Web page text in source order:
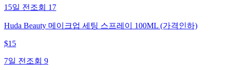
15일 전 조회 17
Huda Beauty 메이크업 세팅 스프레이 100ML (가격인하)
$15
7일 전 조회 9